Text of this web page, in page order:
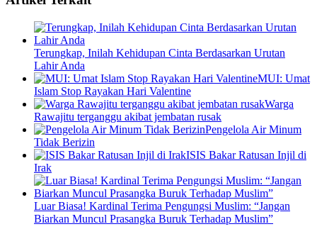
Terungkap, Inilah Kehidupan Cinta Berdasarkan Urutan
Lahir Anda
MUI: Umat
Islam Stop Rayakan Hari Valentine
Warga
Rawajitu terganggu akibat jembatan rusak
Pengelola Air Minum
Tidak Berizin
ISIS Bakar Ratusan Injil di
Irak
Luar Biasa! Kardinal Terima Pengungsi Muslim: “Jangan
Biarkan Muncul Prasangka Buruk Terhadap Muslim”